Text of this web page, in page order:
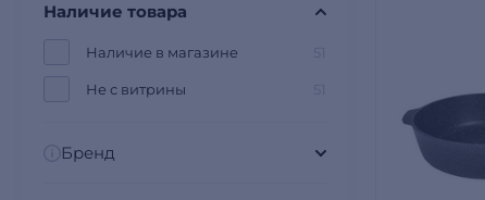
Наличие товара
Наличие в магазине
Не с витрины
Бренд